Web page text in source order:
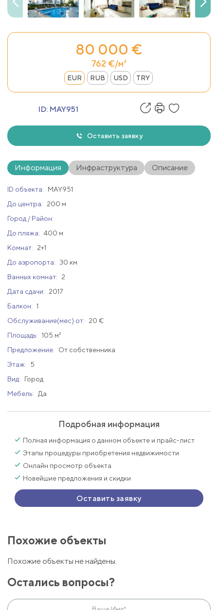
80 000 €
762 €/м²
EUR RUB USD TRY
ID: MAY951
Оставить заявку
Информация Инфраструктура Описание
ID объекта:
MAY951
До центра:
200 м
Город / Район:
До пляжа: 400 м
Комнат:
2+1
До аэропорта:
30 км
Ванных комнат:
2
Дата сдачи:
2017
Балкон: 1
Обслуживание(мес) от:
20 €
Площадь: 105 м²
Предложение:
От собственника
Этаж:
5
Вид:
Город
Мебель:
Да
Подробная информация
Полная информация о данном объекте и прайс-лист
Этапы процедуры приобретения недвижимости
Онлайн просмотр объекта
Новейшие предложения и скидки
Оставить заявку
Похожие объекты
Похожие объекты не найдены.
Остались вопросы?